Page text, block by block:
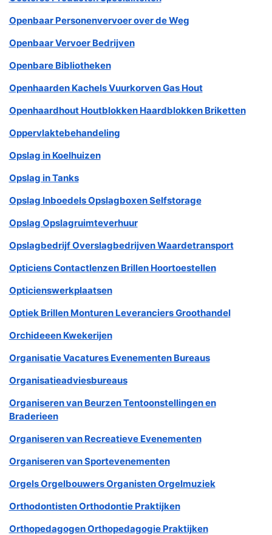
Openbaar Personenvervoer over de Weg
Openbaar Vervoer Bedrijven
Openbare Bibliotheken
Openhaarden Kachels Vuurkorven Gas Hout
Openhaardhout Houtblokken Haardblokken Briketten
Oppervlaktebehandeling
Opslag in Koelhuizen
Opslag in Tanks
Opslag Inboedels Opslagboxen Selfstorage
Opslag Opslagruimteverhuur
Opslagbedrijf Overslagbedrijven Waardetransport
Opticiens Contactlenzen Brillen Hoortoestellen
Opticienswerkplaatsen
Optiek Brillen Monturen Leveranciers Groothandel
Orchideeen Kwekerijen
Organisatie Vacatures Evenementen Bureaus
Organisatieadviesbureaus
Organiseren van Beurzen Tentoonstellingen en
Braderieen
Organiseren van Recreatieve Evenementen
Organiseren van Sportevenementen
Orgels Orgelbouwers Organisten Orgelmuziek
Orthodontisten Orthodontie Praktijken
Orthopedagogen Orthopedagogie Praktijken